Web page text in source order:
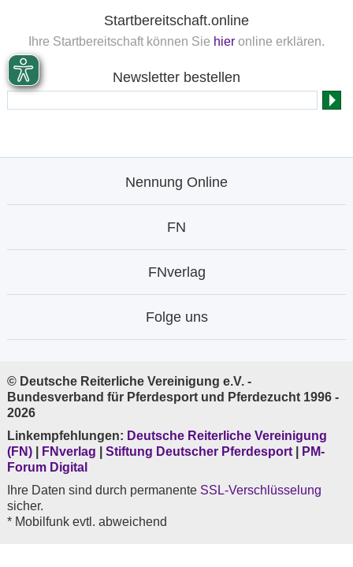
Startbereitschaft.online
Ihre Startbereitschaft können Sie hier online erklären.
Newsletter bestellen
Nennung Online
FN
FNverlag
Folge uns
© Deutsche Reiterliche Vereinigung e.V. -
Bundesverband für Pferdesport und Pferdezucht 1996 -
2026
Linkempfehlungen: Deutsche Reiterliche Vereinigung
(FN)
FNverlag Stiftung Deutscher Pferdesport
PM-
Forum Digital
Ihre Daten sind durch permanente SSL-Verschlüsselung
sicher.
* Mobilfunk evtl. abweichend